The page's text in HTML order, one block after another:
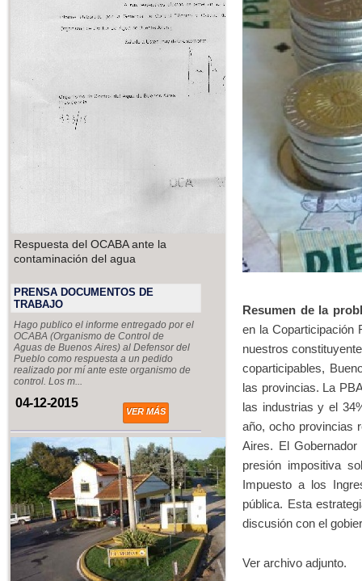
Respuesta del OCABA ante la
contaminación del agua
PRENSA DOCUMENTOS DE
TRABAJO
Hago publico el informe entregado por el
OCABA (Organismo de Control de
Aguas de Buenos Aires) al Defensor del
Pueblo como respuesta a un pedido
realizado por mí ante este organismo de
control. Los m...
04-12-2015
VER MÁS
Resumen de la
en la Coparticipación
nuestros
coparticipables,
las provincias. La
las industrias y el
año, ocho provincias
Aires. El
presión impositiva
Impuesto a los
pública. Esta
discusión con el
Ver archivo adjunto.